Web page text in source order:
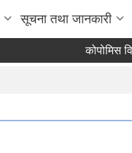
सूचना तथा जानकारी
कोपोमिस